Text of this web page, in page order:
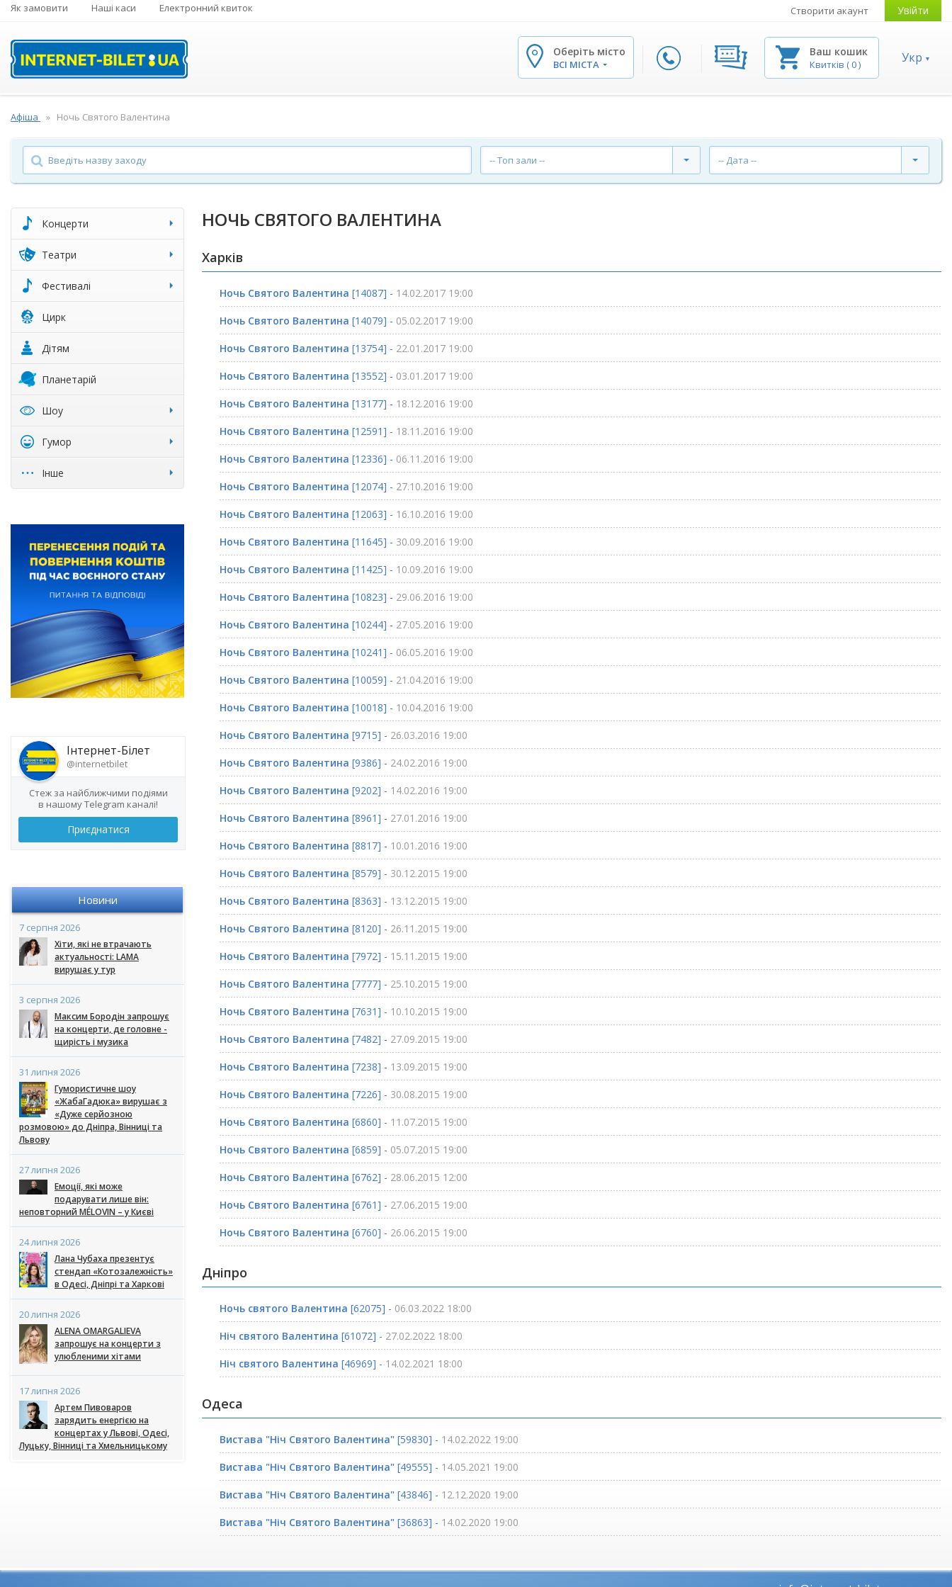
Як замовити Наші каси Електронний квиток Створити акаунт Увійти
Оберіть місто
ВСІ МІСТА
Ваш кошик
Квитків (0) Укр
Афіша Ночь Святого Валентина
-- Топ зали -- -- Дата --
Концерти
Театри
Фестивалі
Цирк
Дітям
Планетарій
Шоу
Гумор
Інше
Інтернет-Білет
@internetbilet
Стеж за найближчими подіями
в нашому Telegram каналі!
Приєднатися
Новини
7 серпня 2026
Хіти, які не втрачають
актуальності: LAMA
вирушає у тур
3 серпня 2026
Максим Бородін запрошує
на концерти, де головне -
щирість і музика
31 липня 2026
Гумористичне шоу
«ЖабаГадюка» вирушає з
«Дуже серйозною
розмовою» до Дніпра, Вінниці та
Львову
27 липня 2026
Емоції, які може
подарувати лише він:
неповторний MÉLOVIN – у Києві
24 липня 2026
Лана Чубаха презентує
стендап «Котозалежність»
в Одесі, Дніпрі та Харкові
20 липня 2026
ALENA OMARGALIEVA
запрошує на концерти з
улюбленими хітами
17 липня 2026
Артем Пивоваров
зарядить енергією на
концертах у Львові, Одесі,
Луцьку, Вінниці та Хмельницькому
НОЧЬ СВЯТОГО ВАЛЕНТИНА
Харків
Ночь Святого Валентина [14087] - 14.02.2017 19:00
Ночь Святого Валентина [14079] - 05.02.2017 19:00
Ночь Святого Валентина [13754] - 22.01.2017 19:00
Ночь Святого Валентина [13552] - 03.01.2017 19:00
Ночь Святого Валентина [13177] - 18.12.2016 19:00
Ночь Святого Валентина [12591] - 18.11.2016 19:00
Ночь Святого Валентина [12336] - 06.11.2016 19:00
Ночь Святого Валентина [12074] - 27.10.2016 19:00
Ночь Святого Валентина [12063] - 16.10.2016 19:00
Ночь Святого Валентина [11645] - 30.09.2016 19:00
Ночь Святого Валентина [11425] - 10.09.2016 19:00
Ночь Святого Валентина [10823] - 29.06.2016 19:00
Ночь Святого Валентина [10244] - 27.05.2016 19:00
Ночь Святого Валентина [10241] - 06.05.2016 19:00
Ночь Святого Валентина [10059] - 21.04.2016 19:00
Ночь Святого Валентина [10018] - 10.04.2016 19:00
Ночь Святого Валентина [9715] - 26.03.2016 19:00
Ночь Святого Валентина [9386] - 24.02.2016 19:00
Ночь Святого Валентина [9202] - 14.02.2016 19:00
Ночь Святого Валентина [8961] - 27.01.2016 19:00
Ночь Святого Валентина [8817] - 10.01.2016 19:00
Ночь Святого Валентина [8579] - 30.12.2015 19:00
Ночь Святого Валентина [8363] - 13.12.2015 19:00
Ночь Святого Валентина [8120] - 26.11.2015 19:00
Ночь Святого Валентина [7972] - 15.11.2015 19:00
Ночь Святого Валентина [7777] - 25.10.2015 19:00
Ночь Святого Валентина [7631] - 10.10.2015 19:00
Ночь Святого Валентина [7482] - 27.09.2015 19:00
Ночь Святого Валентина [7238] - 13.09.2015 19:00
Ночь Святого Валентина [7226] - 30.08.2015 19:00
Ночь Святого Валентина [6860] - 11.07.2015 19:00
Ночь Святого Валентина [6859] - 05.07.2015 19:00
Ночь Святого Валентина [6762] - 28.06.2015 12:00
Ночь Святого Валентина [6761] - 27.06.2015 19:00
Ночь Святого Валентина [6760] - 26.06.2015 19:00
Дніпро
Ночь святого Валентина [62075] - 06.03.2022 18:00
Ніч святого Валентина [61072] - 27.02.2022 18:00
Ніч святого Валентина [46969] - 14.02.2021 18:00
Одеса
Вистава "Ніч Святого Валентина" [59830] - 14.02.2022 19:00
Вистава "Ніч Святого Валентина" [49555] - 14.05.2021 19:00
Вистава "Ніч Святого Валентина" [43846] - 12.12.2020 19:00
Вистава "Ніч Святого Валентина" [36863] - 14.02.2020 19:00